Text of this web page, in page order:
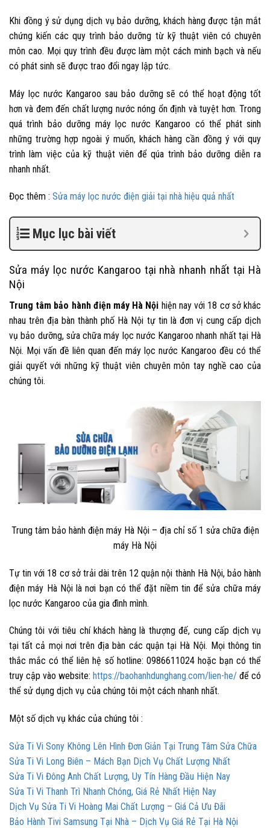
Khi đồng ý sử dụng dịch vụ bảo dưỡng, khách hàng được tận mắt
chứng kiến các quy trình bảo dưỡng từ kỹ thuật viên có chuyên
môn cao. Mọi quy trình đều được làm một cách minh bạch và nếu
có phát sinh sẽ được trao đổi ngay lập tức.
Máy lọc nước Kangaroo sau bảo dưỡng sẽ có thể hoạt động tốt
hơn và đem đến chất lượng nước nóng ổn định và tuyệt hơn. Trong
quá trình bảo dưỡng máy lọc nước Kangaroo có thể phát sinh
những trường hợp ngoài ý muốn, khách hàng cần đồng ý với quy
trình làm việc của kỹ thuật viên để qúa trình bảo dưỡng diễn ra
nhanh nhất.
Đọc thêm : Sửa máy lọc nước điện giải tại nhà hiệu quả nhất
Mục lục bài viết
Sửa máy lọc nước Kangaroo tại nhà nhanh nhất tại Hà
Nội
Trung tâm bảo hành điện máy Hà Nội hiện nay với 18 cơ sở khác
nhau trên địa bàn thành phố Hà Nội tự tin là đơn vị cung cấp dịch
vụ bảo dưỡng, sửa chữa máy lọc nước Kangaroo nhanh nhất tại Hà
Nội. Mọi vấn đề liên quan đến máy lọc nước Kangaroo đều có thể
giải quyết với những kỹ thuật viên chuyên môn tay nghề cao của
chúng tôi.
Trung tâm bảo hành điện máy Hà Nội – địa chỉ số 1 sửa chữa điện
máy Hà Nội
Tự tin với 18 cơ sở trải dài trên 12 quận nội thành Hà Nội, bảo hành
điện máy Hà Nội là nơi bạn có thể đặt niềm tin đểsửa chữa máy
lọc nước Kangaroo của gia đình mình.
Chúng tôi với tiêu chí khách hàng là thượng đế, cung cấp dịch vụ
tại tất cả mọi nơi trên địa bàn các quận tại Hà Nội. Mọi thông tin
thắc mắc có thể liên hệ số hotline: 0986611024 hoặc bạn có thể
truy cập vào website: https://baohanhdunghang.com/lien-he/ để có
thể sử dụng dịch vụ của chúng tôi một cách nhanh nhất.
Một số dịch vụ khác của chúng tôi :
Sửa Ti Vi Sony Không Lên Hình Đơn Giản Tại Trung Tâm Sửa Chữa
Sửa Ti Vi Long Biên – Mách Bạn Dịch Vụ Chất Lượng Nhất
Sửa Ti Vi Đông Anh Chất Lượng, Uy Tín Hàng Đầu Hiện Nay
Sửa Ti Vi Thanh Trì Nhanh Chóng, Giá Rẻ Nhất Hiện Nay
Dịch Vụ Sửa Ti Vi Hoàng Mai Chất Lượng – Giá Cả Ưu Đãi
Bảo Hành Tivi Samsung Tại Nhà – Dịch Vụ Giá Rẻ Tại Hà Nội